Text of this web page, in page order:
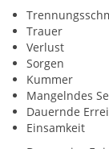
Trauer
Verlust
Sorgen
Kummer
Mangelndes
Dauernde
Einsamkeit